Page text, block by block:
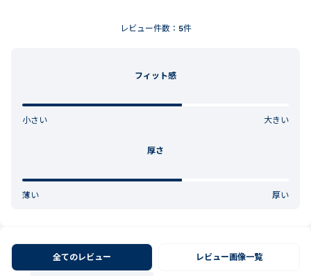
レビュー件数： 5件
フィット感
小さい 大きい
厚さ
薄い 厚い
全てのレビュー レビュー画像一覧